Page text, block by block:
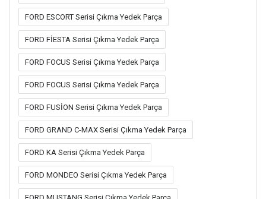
FORD ESCORT Serisi Çıkma Yedek Parça
FORD FİESTA Serisi Çıkma Yedek Parça
FORD FOCUS Serisi Çıkma Yedek Parça
FORD FOCUS Serisi Çıkma Yedek Parça
FORD FUSİON Serisi Çıkma Yedek Parça
FORD GRAND C-MAX Serisi Çıkma Yedek Parça
FORD KA Serisi Çıkma Yedek Parça
FORD MONDEO Serisi Çıkma Yedek Parça